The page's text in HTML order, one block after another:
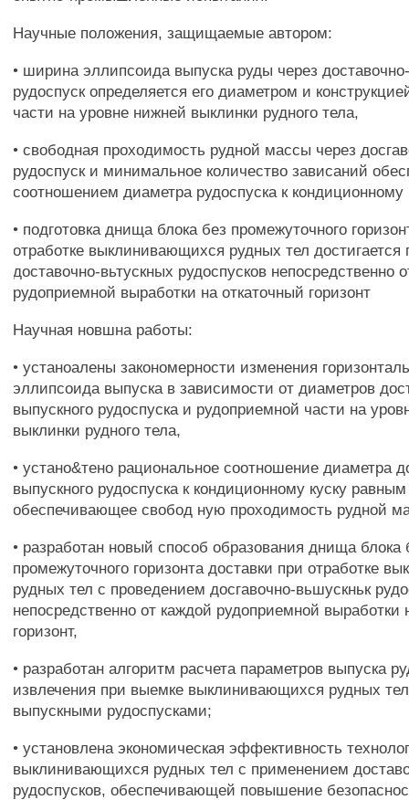
Научные положения, защищаемые автором:
• ширина эллипсоида выпуска руды через
рудоспуск определяется его диаметром и
части на уровне нижней выклинки рудного тела,
• свободная проходимость рудной массы через
рудоспуск и минимальное количество зависаний
соотношением диаметра рудоспуска к
• подготовка днища блока без промежуточного
отработке выклинивающихся рудных тел достигается
доставочно-вьтускных рудоспусков непосредственно
рудоприемной выработки на откаточный горизонт
Научная новшна работы:
• устаноалены закономерности изменения
эллипсоида выпуска в зависимости от диаметров
выпускного рудоспуска и рудоприемной части на
выклинки рудного тела,
• устано&тено рациональное соотношение диаметра
выпускного рудоспуска к кондиционному куску
обеспечивающее свобод ную проходимость рудной
• разработан новый способ образования днища блока
промежуточного горизонта доставки при отработке
рудных тел с проведением досгавочно-вьшускньк
непосредственно от каждой рудоприемной выработки
горизонт,
• разработан алгоритм расчета параметров выпуска
извлечения при выемке выклинивающихся рудных
выпускными рудоспусками;
• установлена экономическая эффективность
выклинивающихся рудных тел с применением
рудоспусков, обеспечивающей повышение